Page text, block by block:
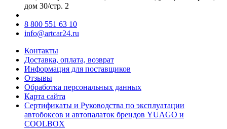
дом 30/стр. 2
8 800 551 63 10
info@artcar24.ru
Контакты
Доставка, оплата, возврат
Информация для поставщиков
Отзывы
Обработка персональных данных
Карта сайта
Сертификаты и Руководства по эксплуатации
автобоксов и автопалаток брендов YUAGO и
COOLBOX